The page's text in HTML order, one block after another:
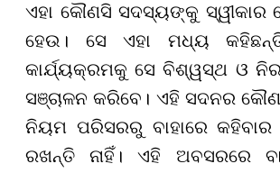
ଏହା କୌଣସି ସଦସ୍ୟଙ୍କୁ ସ୍ୱୀକାର
ହେଉ। ସେ ଏହା ମଧ୍ୟ
କାର୍ଯ୍ୟକ୍ରମକୁ ସେ ବିଶ୍ୱସ୍ଥ ଓ
ସଞ୍ଚାଳନ କରିବେ। ଏହି ସଦନର
ନିୟମ ପରିସରରୁ ବାହାରେ କହିବାର
ରଖନ୍ତି ନାହିଁ। ଏହି ଅବସରରେ